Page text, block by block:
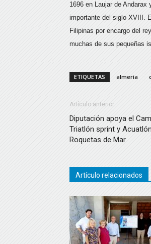
1696 en Laujar de
importante del siglo XVIII.
Filipinas por encargo del
muchas de sus pequeñas
ETIQUETAS almeria
Artículo anterior
Diputación apoya el
Triatlón sprint y
Roquetas de Mar
Artículo relacionados